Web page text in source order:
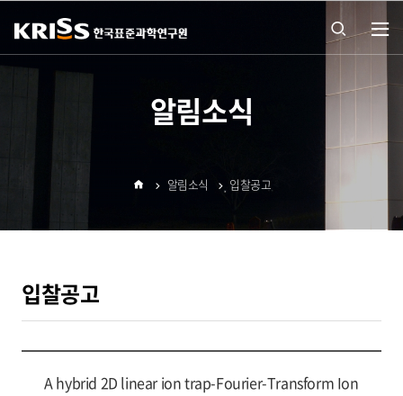
열기
알림소식
입찰공고
알림소식 입찰공고
A hybrid 2D linear ion trap-Fourier-Transform Ion